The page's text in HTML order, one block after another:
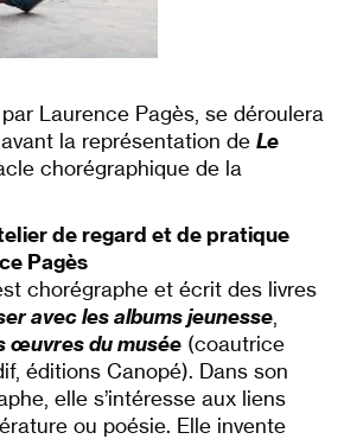
Laurence Pagès, se déroulera
la représentation de Le
chorégraphique de la
de regard et de pratique
Pagès
chorégraphe et écrit des livres
avec les albums jeunesse
œuvres du musée (coautrice
éditions Canopé). Dans son
elle s’intéresse aux liens
ou poésie. Elle invente